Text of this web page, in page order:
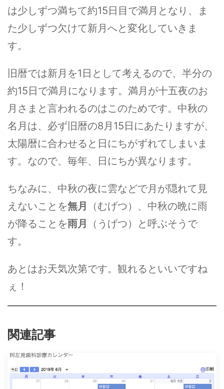
は少しずつ満ちて約15日目で満月となり、ま
た少しずつ欠けて新月へと変化していきま
す。
旧暦では新月を1日として考えるので、半分の
約15日で満月になります。満月が十五夜のお
月さまと言われるのはこのためです。中秋の
名月は、必ず旧暦の8月15日にあたりますが、
太陽暦に合わせると日にちがずれてしまいま
す。なので、毎年、日にちが異なります。
ちなみに、中秋の夜に雲などで月が隠れて見
えないことを無月
（むげつ）、中秋の晩に雨
が降ることを雨月
（うげつ）と呼ぶそうで
す。
あとはお天気次第です。観れるといいですね
ぇ！
関連記事